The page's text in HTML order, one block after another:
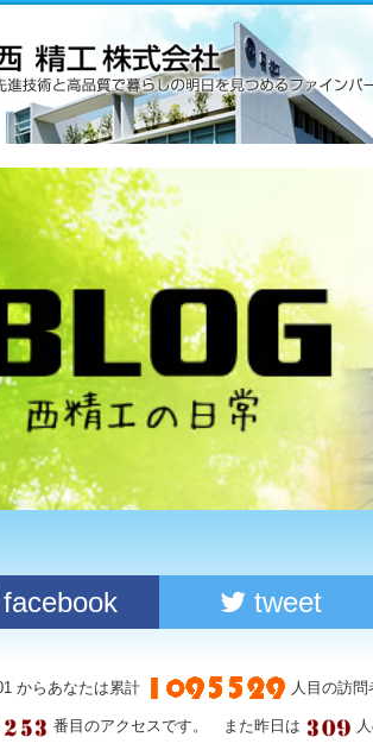
facebook tweet
からあなたは累計 人目の訪
番目のアクセスです。 また昨日は